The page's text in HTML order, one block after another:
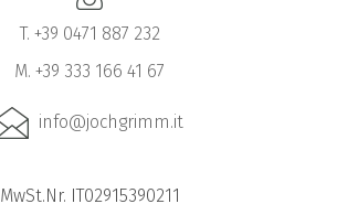
T. +39 0471 887 232
M. +39 333 166 41 67
info@jochgrimm.it
MwSt.Nr. IT02915390211